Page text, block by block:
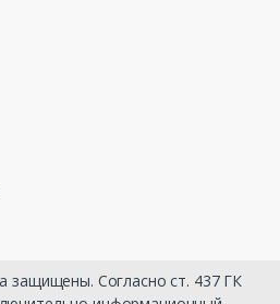
защищены. Согласно ст. 437 ГК